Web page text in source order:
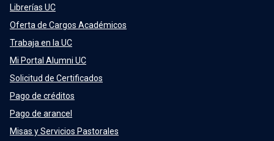
Librerías UC
Oferta de Cargos Académicos
Trabaja en la UC
Mi Portal Alumni UC
Solicitud de Certificados
Pago de créditos
Pago de arancel
Misas y Servicios Pastorales